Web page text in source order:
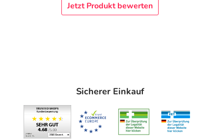
Jetzt Produkt bewerten
Sicherer Einkauf